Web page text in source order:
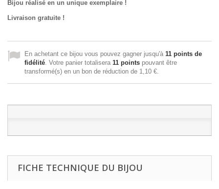
Bijou réalisé en un unique exemplaire !
Livraison gratuite !
En achetant ce bijou vous pouvez gagner jusqu'à 11 points de
fidélité. Votre panier totalisera 11 points pouvant être
transformé(s) en un bon de réduction de 1,10 €.
FICHE TECHNIQUE DU BIJOU